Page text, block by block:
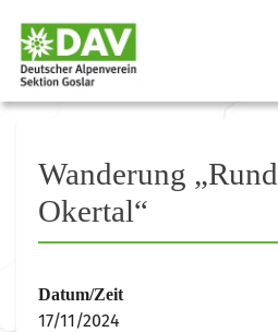
Wanderung
Okertal“
Datum/Zeit
17/11/2024